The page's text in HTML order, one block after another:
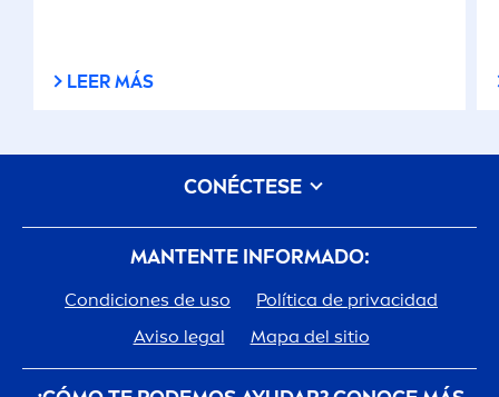
LEER MÁS
MANTENTE INFORMADO:
Condiciones de uso
Política de privacidad
Aviso legal
Mapa del sitio
CONÉCTESE